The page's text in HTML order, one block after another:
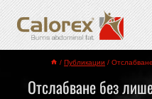
/ Публикации /
Отслабване без